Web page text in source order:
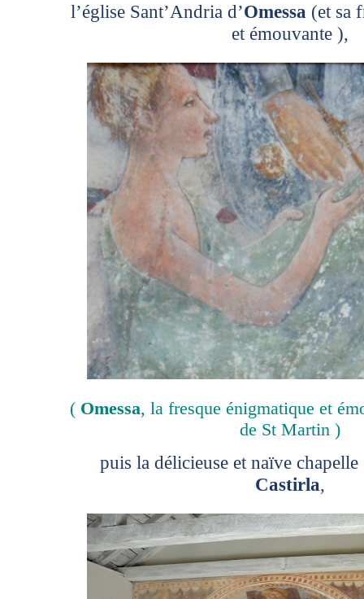
l’église Sant’Andria d’Omessa (et sa
et émouvante ),
( Omessa, la fresque énigmatique et
de St Martin )
puis la délicieuse et naïve
Castirla,